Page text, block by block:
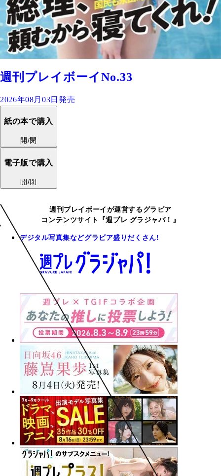
週刊プレイボーイNo.33
2026年08月03日発売
紙の本で購入
開/閉
電子版で購入
開/閉
週刊プレイボーイが運営するグラビア
コンテンツサイト『週プレ グラジャパ！』
デジタル写真集などグラビア盛りだくさん!